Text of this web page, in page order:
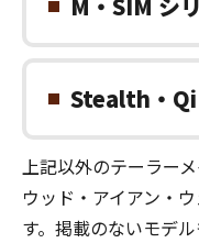
Stealth・Qi
上記以外のテーラー
ウッド・アイアン・
す。掲載のないモデ